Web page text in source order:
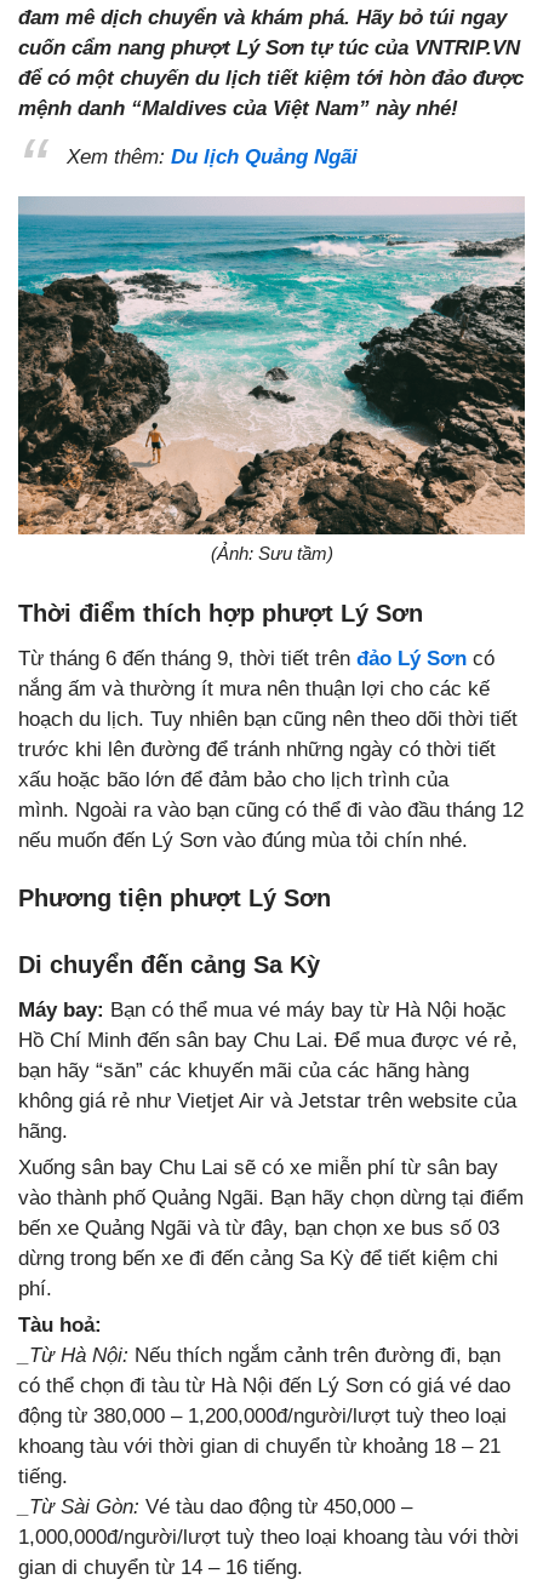
đam mê dịch chuyển và khám phá. Hãy bỏ túi ngay
cuốn cẩm nang phượt Lý Sơn tự túc của VNTRIP.VN
để có một chuyến du lịch tiết kiệm tới hòn đảo được
mệnh danh “Maldives của Việt Nam” này nhé!
Xem thêm: Du lịch Quảng Ngãi
(Ảnh: Sưu tầm)
Thời điểm thích hợp phượt Lý Sơn
Từ tháng 6 đến tháng 9, thời tiết trên đảo Lý Sơn có
nắng ấm và thường ít mưa nên thuận lợi cho các kế
hoạch du lịch. Tuy nhiên bạn cũng nên theo dõi thời tiết
trước khi lên đường để tránh những ngày có thời tiết
xấu hoặc bão lớn để đảm bảo cho lịch trình của
mình. Ngoài ra vào bạn cũng có thể đi vào đầu tháng 12
nếu muốn đến Lý Sơn vào đúng mùa tỏi chín nhé.
Phương tiện phượt Lý Sơn
Di chuyển đến cảng Sa Kỳ
Máy bay: Bạn có thể mua vé máy bay từ Hà Nội hoặc
Hồ Chí Minh đến sân bay Chu Lai. Để mua được vé rẻ,
bạn hãy “săn” các khuyến mãi của các hãng hàng
không giá rẻ như Vietjet Air và Jetstar trên website của
hãng.
Xuống sân bay Chu Lai sẽ có xe miễn phí từ sân bay
vào thành phố Quảng Ngãi. Bạn hãy chọn dừng tại điểm
bến xe Quảng Ngãi và từ đây, bạn chọn xe bus số 03
dừng trong bến xe đi đến cảng Sa Kỳ để tiết kiệm chi
phí.
Tàu hoả:
_Từ Hà Nội: Nếu thích ngắm cảnh trên đường đi, bạn
có thể chọn đi tàu từ Hà Nội đến Lý Sơn có giá vé dao
động từ 380,000 – 1,200,000đ/người/lượt tuỳ theo loại
khoang tàu với thời gian di chuyển từ khoảng 18 – 21
tiếng.
_Từ Sài Gòn: Vé tàu dao động từ 450,000 –
1,000,000đ/người/lượt tuỳ theo loại khoang tàu với thời
gian di chuyển từ 14 – 16 tiếng.